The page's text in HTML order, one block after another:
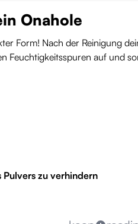
Onahole
Form! Nach der Reinigung
Feuchtigkeitsspuren auf und
zu verhindern